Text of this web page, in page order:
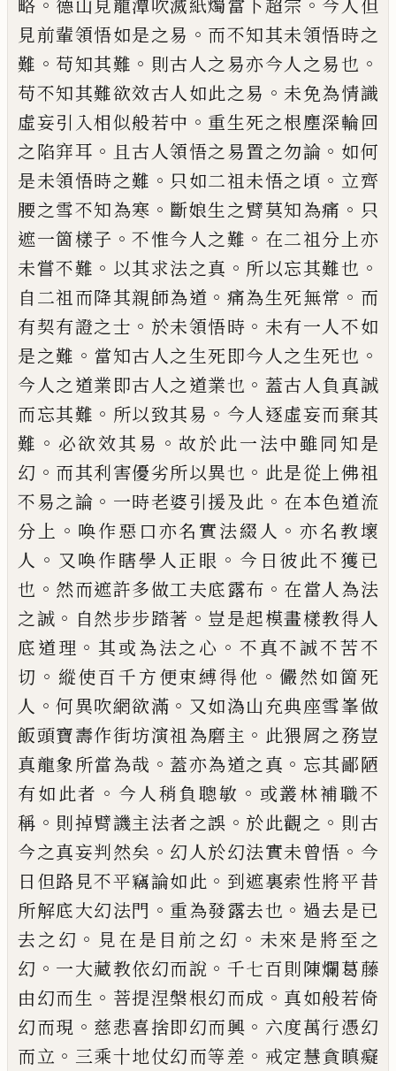
略 德山見龍潭吹滅紙燭當下超宗 今人但
見前輩領悟如是之易 。 而不知其未領悟時之
難 。 苟知其難 。 則古人之易亦今人之易也 。
苟不知其難欲效古人如此之易 。 未免為情識
虛妄引入相似般若中 。 重生死之根塵深輪回
之陷穽耳 。 且古人領悟之易置之勿論 。 如何
是未領悟時之難 。 只如二祖未悟之頃 。 立齊
腰之雪不知為寒 。 斷娘生之臂莫知為痛 。 只
遮一箇樣子 。不惟今人之難 。 在二祖分上亦
未嘗不難 。 以其求法之真 。 所以忘其難也 。
自二祖而降其親師為道 。 痛為生死無常 。 而
有契有證之士 。 於未領悟時 。 未有一人不如
是之難 。 當知古人之生死即今人之生死也 。
今人之道業即古人之道業也 。 蓋古人負真誠
而忘其難 。 所以致其易 。 今人逐虛妄而棄其
難 。 必欲效其易 。故於此一法中雖同知是
幻 。 而其利害優劣所以異也 。 此是從上佛祖
不易之論 。 一時老婆引援及此 。 在本色道流
分上 。 喚作惡口亦名實法綴人 。亦名教壞
人 。 又喚作瞎學人正眼 。 今日彼此不獲已
也 。 然而遮許多做工夫底露布 。 在當人為法
之誠 。 自然步步踏著 。 豈是起模畫樣教得人
底道理 。其或為法之心 。 不真不誠不苦不
切 。 縱使百千方便束縛得他 。 儼然如箇死
人 。何異吹網欲滿 。 又如溈山充典座雪峯做
飯頭寶壽作街坊演祖為磨主 。 此猥屑之務豈
真龍象所當為哉 。 蓋亦為道之真 。 忘其鄙陋
有如此者 。 今人稍負聰敏 。 或叢林補職不
稱 。 則掉臂譏主法者之誤 。 於此觀之 。 則古
今之真妄判然矣 。 幻人於幻法實未曾悟 。 今
日但路見不平竊論如此 。 到遮裏索性將平昔
所解底大幻法門 。 重為發露去也 。 過去是已
去之幻 。 見在是目前之幻 。 未來是將至之
幻 。 一大藏教依幻而說 。 千七百則陳爛葛藤
由幻而生 。 菩提涅槃根幻而成 。 真如般若倚
幻而現 。 慈悲喜捨即幻而興 。 六度萬行憑幻
而立 。 三乘十地仗幻而等差 。 戒定慧貪瞋癡